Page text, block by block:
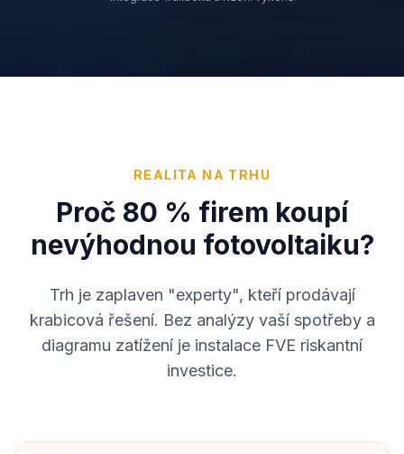
REALITA NA TRHU
Proč 80 % firem koupí
nevýhodnou fotovoltaiku?
Trh je zaplaven "experty", kteří prodávají
krabicová řešení. Bez analýzy vaší spotřeby a
diagramu zatížení je instalace FVE riskantní
investice.